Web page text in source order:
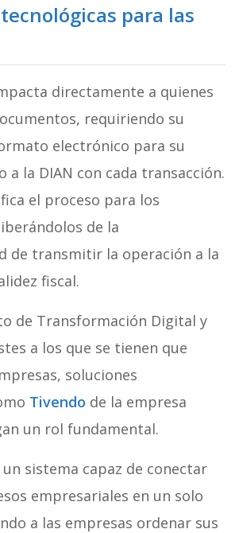
para las
directamente a quienes
requiriendo su
electrónico para su
a la DIAN con cada transacción.
el proceso para los
de la
de transmitir la operación a la
fiscal.
de Transformación Digital y
a los que se tienen que
soluciones
Tivendo de la empresa
un rol fundamental.
sistema capaz de conectar
empresariales en un solo
a las empresas ordenar sus